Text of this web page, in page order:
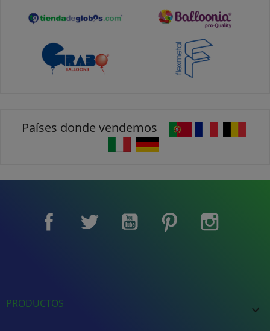
Países donde vendemos
Facebook Twitter YouTube Pinterest
PRODUCTOS 